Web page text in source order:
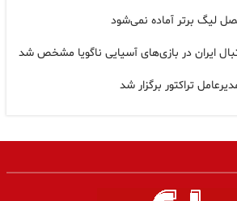
لیگ برتر آماده نمی‌شود
ایران در بازی‌های آسیایی ناگویا مشخص شد
تراکتور برگزار شد